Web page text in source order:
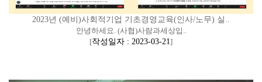
2023년 (예비)사회적기업 기초경영교육(인사/노무) 실..
안녕하세요. (사협)사람과세상입..
[작성일자 : 2023-03-21]